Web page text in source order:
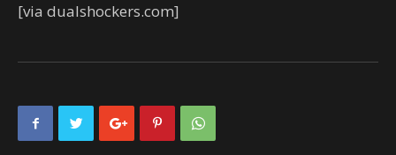
[via dualshockers.com]